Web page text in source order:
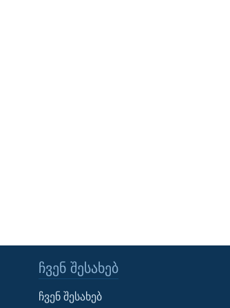
Learning English
ᲩᲕᲔᲜ ᲨᲔᲡᲐᲮᲔᲑ
ჩვენ შესახებ